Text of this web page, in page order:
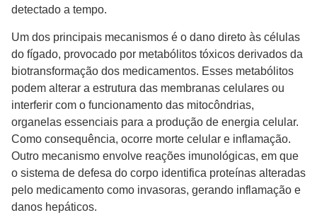
detectado a tempo.
Um dos principais mecanismos é o dano direto às células
do fígado, provocado por metabólitos tóxicos derivados da
biotransformação dos medicamentos. Esses metabólitos
podem alterar a estrutura das membranas celulares ou
interferir com o funcionamento das mitocôndrias,
organelas essenciais para a produção de energia celular.
Como consequência, ocorre morte celular e inflamação.
Outro mecanismo envolve reações imunológicas, em que
o sistema de defesa do corpo identifica proteínas alteradas
pelo medicamento como invasoras, gerando inflamação e
danos hepáticos.